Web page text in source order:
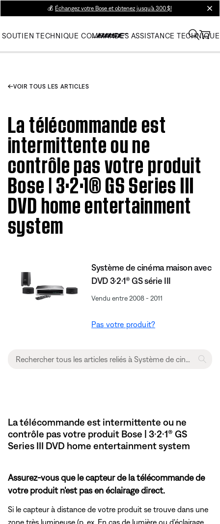
💰 Échangez votre Bose et obtenez jusqu’à 300 $!
SOUTIEN TECHNIQUE COMMANDES ASSISTANCE TECHNIQUE
VOIR TOUS LES ARTICLES
La télécommande est
intermittente ou ne
contrôle pas votre produit
Bose | 3·2·1® GS Series III
DVD home entertainment
system
Système de cinéma maison avec
DVD 3·2·1® GS série III
Vendu entre 2008 - 2011
Pas votre produit?
La télécommande est intermittente ou ne
contrôle pas votre produit Bose | 3·2·1® GS
Series III DVD home entertainment system
Assurez-vous que le capteur de la télécommande de
votre produit n'est pas en éclairage direct.
Si le capteur à distance de votre produit se trouve dans une
zone très lumineuse (p. ex. En cas de lumière ou d'éclairage